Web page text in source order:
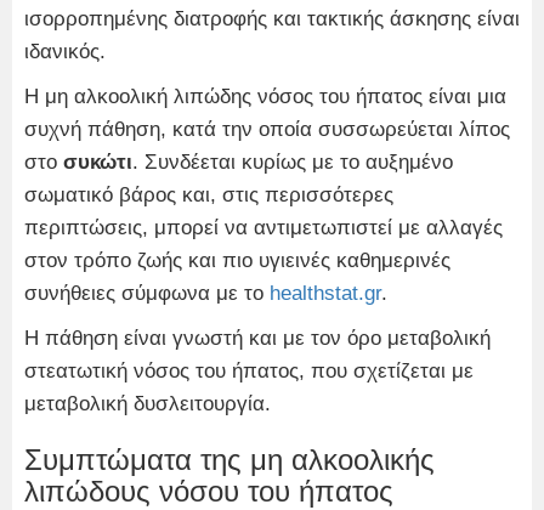
ισορροπημένης διατροφής και τακτικής άσκησης είναι
ιδανικός.
Η μη αλκοολική λιπώδης νόσος του ήπατος είναι μια
συχνή πάθηση, κατά την οποία συσσωρεύεται λίπος
στο συκώτι. Συνδέεται κυρίως με το αυξημένο
σωματικό βάρος και, στις περισσότερες
περιπτώσεις, μπορεί να αντιμετωπιστεί με αλλαγές
στον τρόπο ζωής και πιο υγιεινές καθημερινές
συνήθειες σύμφωνα με το healthstat.gr.
Η πάθηση είναι γνωστή και με τον όρο μεταβολική
στεατωτική νόσος του ήπατος, που σχετίζεται με
μεταβολική δυσλειτουργία.
Συμπτώματα της μη αλκοολικής
λιπώδους νόσου του ήπατος